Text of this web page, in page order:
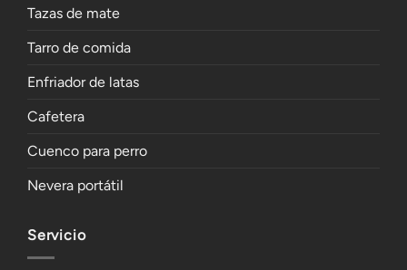
Tazas de mate
Tarro de comida
Enfriador de latas
Cafetera
Cuenco para perro
Nevera portátil
Servicio